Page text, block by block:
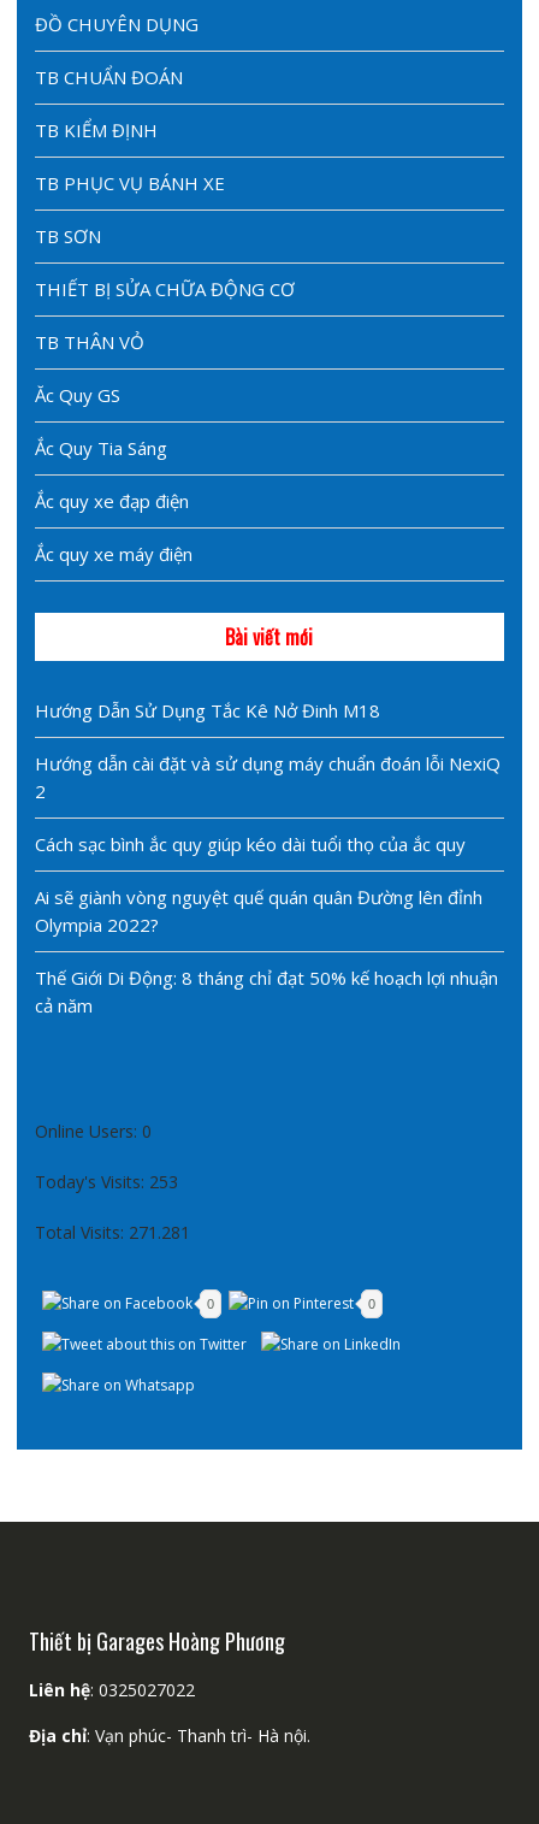
ĐỒ CHUYÊN DỤNG
TB CHUẨN ĐOÁN
TB KIỂM ĐỊNH
TB PHỤC VỤ BÁNH XE
TB SƠN
THIẾT BỊ SỬA CHỮA ĐỘNG CƠ
TB THÂN VỎ
Ăc Quy GS
Ắc Quy Tia Sáng
Ắc quy xe đạp điện
Ắc quy xe máy điện
Bài viết mới
Hướng Dẫn Sử Dụng Tắc Kê Nở Đinh M18
Hướng dẫn cài đặt và sử dụng máy chuẩn đoán lỗi NexiQ
2
Cách sạc bình ắc quy giúp kéo dài tuổi thọ của ắc quy
Ai sẽ giành vòng nguyệt quế quán quân Đường lên đỉnh
Olympia 2022?
Thế Giới Di Động: 8 tháng chỉ đạt 50% kế hoạch lợi nhuận
cả năm
Online Users: 0
Today's Visits: 253
Total Visits: 271.281
0 0
Thiết bị Garages Hoàng Phương
Liên hệ: 0325027022
Địa chỉ: Vạn phúc- Thanh trì- Hà nội.